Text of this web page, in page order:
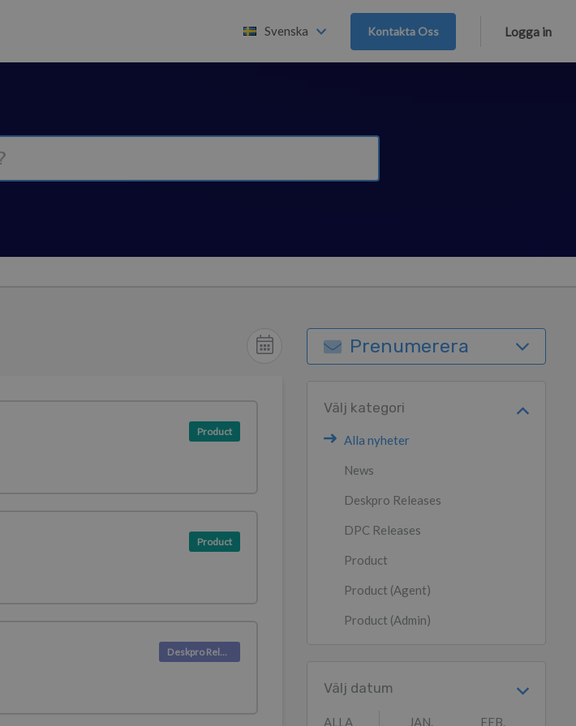
Svenska Kontakta Oss Logga in
Product
Product
Deskpro Releases
Prenumerera
Välj kategori
Alla nyheter
News
Deskpro Releases
DPC Releases
Product
Product (Agent)
Product (Admin)
Välj datum
ALLA JAN. FEB.